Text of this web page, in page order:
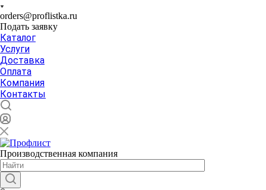
orders@proflistka.ru
Подать заявку
Каталог
Услуги
Доставка
Оплата
Компания
Контакты
Производственная компания